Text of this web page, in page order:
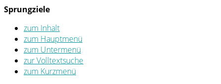
Sprungziele
zum Inhalt
zum Hauptmenü
zum Untermenü
zur Volltextsuche
zum Kurzmenü